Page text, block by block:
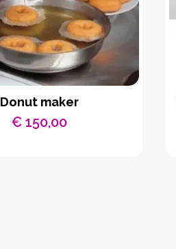
Donut maker
€ 150,00